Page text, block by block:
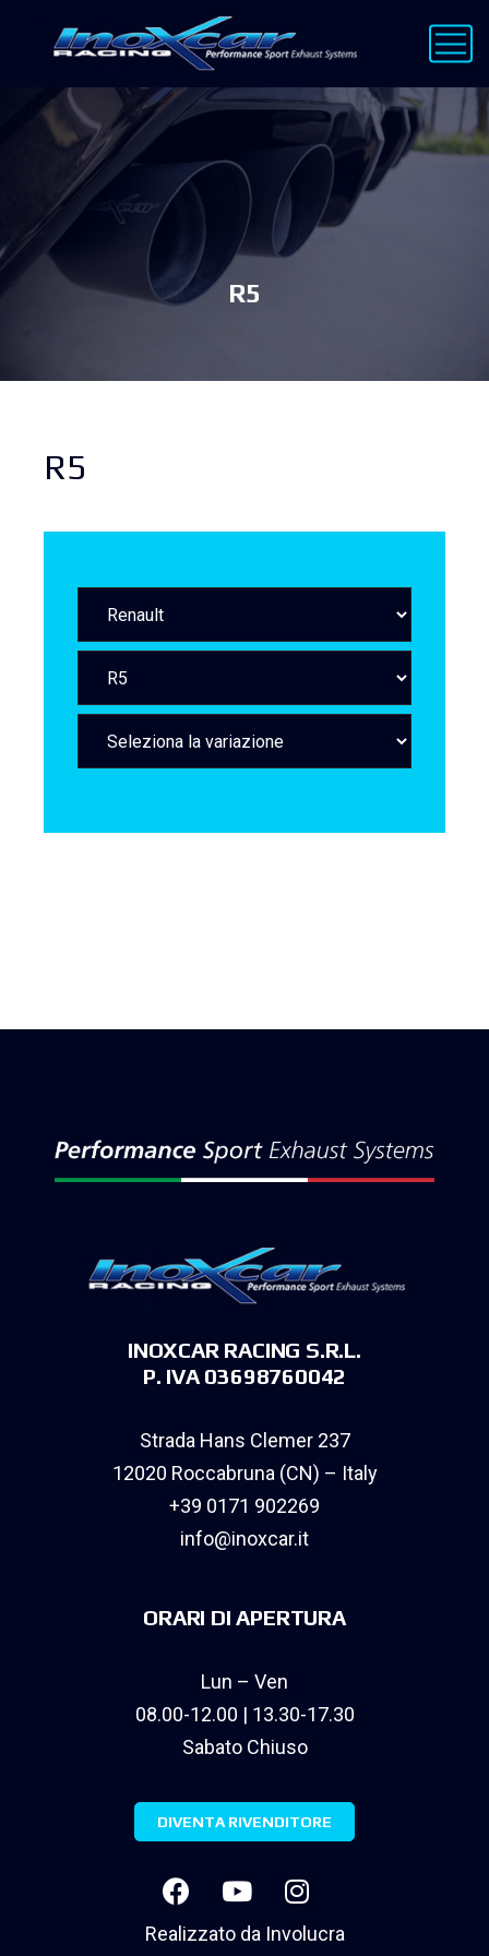
R5
R5
INOXCAR RACING S.R.L.
P. IVA 03698760042
Strada Hans Clemer 237
12020 Roccabruna (CN) – Italy
+39 0171 902269
info@inoxcar.it
ORARI DI APERTURA
Lun – Ven
08.00-12.00 | 13.30-17.30
Sabato Chiuso
DIVENTA RIVENDITORE
Realizzato da Involucra